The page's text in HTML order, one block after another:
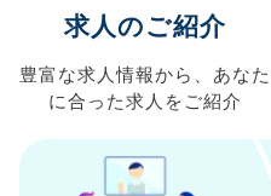
求人のご紹介
豊富な求人情報から、 あなた
に合った求人を ご紹介